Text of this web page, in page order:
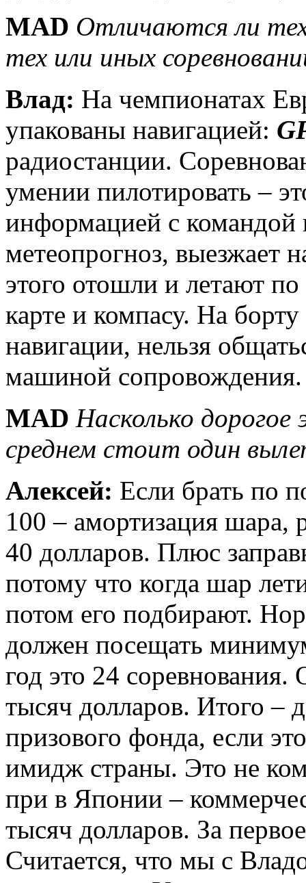
MAD Отличаются ли
тех или иных
Влад: На чемпионатах
упакованы навигацией:
радиостанции.
умении пилотировать –
информацией с командой
метеопрогноз, выезжает
этого отошли и летают
карте и компасу. На
навигации, нельзя
машиной сопровождения.
MAD Насколько дорогое
среднем стоит один
Алексей: Если брать по
100 – амортизация шара,
40 долларов. Плюс
потому что когда шар
потом его подбирают.
должен посещать
год это 24
тысяч долларов. Итого –
призового фонда, если
имидж страны. Это не
при в Японии –
тысяч долларов. За
Считается, что мы с